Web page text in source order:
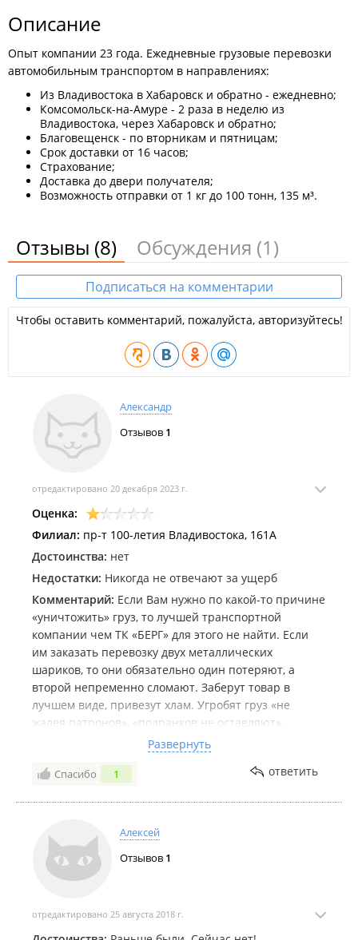
Описание
Опыт компании 23 года. Ежедневные грузовые перевозки
автомобильным транспортом в направлениях:
Из Владивостока в Хабаровск и обратно - ежедневно;
Комсомольск-на-Амуре - 2 раза в неделю из
Владивостока, через Хабаровск и обратно;
Благовещенск - по вторникам и пятницам;
Срок доставки от 16 часов;
Страхование;
Доставка до двери получателя;
Возможность отправки от 1 кг до 100 тонн, 135 м³.
Отзывы (8) Обсуждения (1)
Подписаться на комментарии
Чтобы оставить комментарий, пожалуйста, авторизуйтесь!
Александр
Отзывов 1
отредактировано 20 декабря 2023 г.
Оценка:
Филиал: пр-т 100-летия Владивостока, 161А
Достоинства: нет
Недостатки: Никогда не отвечают за ущерб
Комментарий: Если Вам нужно по какой-то причине
«уничтожить» груз, то лучшей транспортной
компании чем ТК «БЕРГ» для этого не найти. Если
им заказать перевозку двух металлических
шариков, то они обязательно один потеряют, а
второй непременно сломают. Заберут товар в
лучшем виде, привезут хлам. Угробят груз «не
жалея патронов», «подранков не оставляют».
Отправили из Владивостока в Хабаровск достаточно
дорогой груз, три новых станка, в Хабаровск пришло
то, что станками уже назвать было сложно.
транспортную накладную, заполняемую их
оператором. В накладной обязательно указывают
что упаковка не соответствует требованиям, что
груз не хрупкий, что он обязательно негабаритный.
видите ли, не устраивает, хрупкая. Решать вопрос
возмещения ущерба по существу не желают,
Развернуть
Спасибо 1 ответить
Алексей
Отзывов 1
отредактировано 25 августа 2018 г.